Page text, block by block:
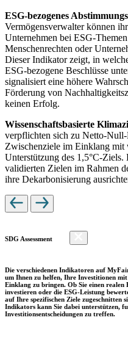
ESG-bezogenes
Vermögensverwalter können
Unternehmen bei ESG-
Menschenrechten oder
Dieser Indikator zeigt, in
ESG-bezogene Beschlüsse
signalisiert eine höhere
Förderung von
keinen Erfolg.
Wissenschaftsbasierte
verpflichten sich zu Netto-Null-
Zwischenziele im Einklang mit
Unterstützung des 1,5°C-
validierten Zielen im Rahmen
ihre Dekarbonisierung
SDG Assessment
Die verschiedenen Indikatoren auf
um Ihnen zu helfen, Ihre Investitionen
Einklang zu bringen. Ob Sie einen realen
investieren oder die ESG-Leistung
auf Ihre spezifischen Ziele zugeschnitten
Indikators kann Sie dabei unterstützen,
Investitionsentscheidungen zu treffen.